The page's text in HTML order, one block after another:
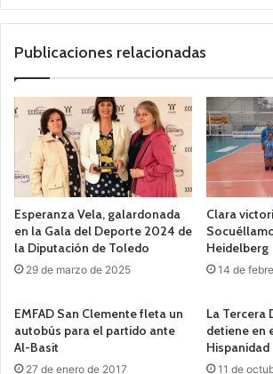
we
Publicaciones relacionadas
Esperanza Vela, galardonada
en la Gala del Deporte 2024 de
la Diputación de Toledo
29 de marzo de 2025
Clara
Heidelberg
14 de
EMFAD San Clemente fleta un
autobús para el partido ante
Al-Basit
27 de enero de 2017
La Tercera
detiene en
Hispanidad
11 de